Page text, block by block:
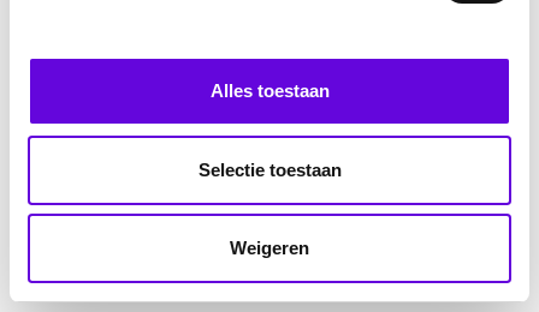
Alles toestaan
Selectie toestaan
Weigeren